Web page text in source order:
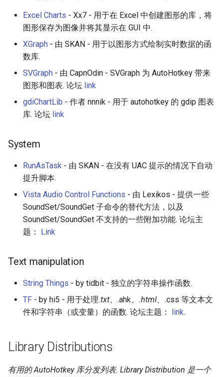
Excel Charts - Xx7 - 用于在 Excel 中创建图形的库，将
图形保存为图像并将其显示在 GUI 中.
XGraph - 由 SKAN - 用于以图形方式绘制实时数据的函
数库.
SVGraph - 由 CapnOdin - SVGraph 为 AutoHotkey 带来
图形和图表. 论坛 link
gdiChartLib - 作者 nnnik - 用于 autohotkey 的 gdip 图表
库. 论坛 link
System
RunAsTask - 由 SKAN - 在没有 UAC 提示的情况下自动
提升脚本.
Vista Audio Control Functions - 由 Lexikos - 提供一些
SoundSet/SoundGet 子命令的替代方法，以及
SoundSet/SoundGet 不支持的一些附加功能. 论坛主
题： Link
Text manipulation
String Things - by tidbit - 独立的字符串操作函数.
TF - by hi5 - 用于处理.txt、 .ahk、 .html、 .css 等文本文
件和字符串（或变量）的函数. 论坛主题： link.
Library Distributions
有用的 AutoHotkey 库分发列表. Library Distribution 是一个